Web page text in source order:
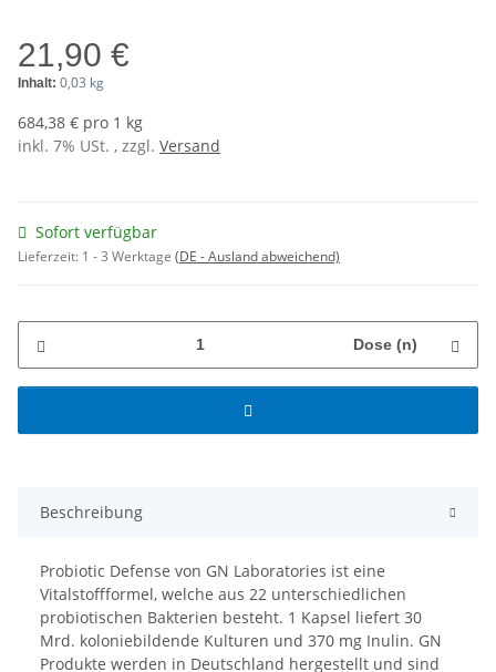
21,90 €
Inhalt: 0,03 kg
684,38 € pro 1 kg
inkl. 7% USt. , zzgl. Versand
Sofort verfügbar
Lieferzeit: 1 - 3 Werktage (DE - Ausland abweichend)
Dose (n)
Beschreibung
Probiotic Defense von GN Laboratories ist eine
Vitalstoffformel, welche aus 22 unterschiedlichen
probiotischen Bakterien besteht. 1 Kapsel liefert 30
Mrd. koloniebildende Kulturen und 370 mg Inulin. GN
Produkte werden in Deutschland hergestellt und sind